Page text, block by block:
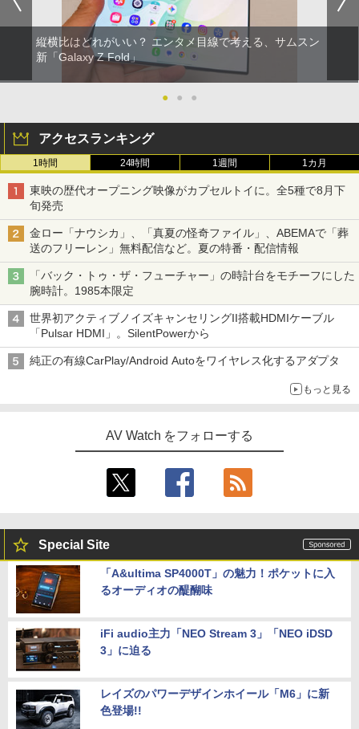
縦横比はどれがいい？ エンタメ目線で考える、サムスン
新「Galaxy Z Fold」
● ● ●
アクセスランキング
1時間 24時間 1週間 1カ月
東映の歴代オープニング映像がカプセルトイに。全5種で8月下
旬発売
金ロー「ナウシカ」、「真夏の怪奇ファイル」、ABEMAで「葬
送のフリーレン」無料配信など。夏の特番・配信情報
「バック・トゥ・ザ・フューチャー」の時計台をモチーフにした
腕時計。1985本限定
世界初アクティブノイズキャンセリングII搭載HDMIケーブル
「Pulsar HDMI」。SilentPowerから
純正の有線CarPlay/Android Autoをワイヤレス化するアダプタ
もっと見る
AV Watch をフォローする
Special Site
「A&ultima SP4000T」の魅力！ポケットに入
るオーディオの醍醐味
iFi audio主力「NEO Stream 3」「NEO iDSD
3」に迫る
レイズのパワーデザインホイール「M6」に新
色登場!!